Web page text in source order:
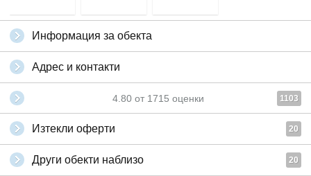
Информация за обекта
Адрес и контакти
4.80 от 1715 оценки 1103
Изтекли оферти 20
Други обекти наблизо 20